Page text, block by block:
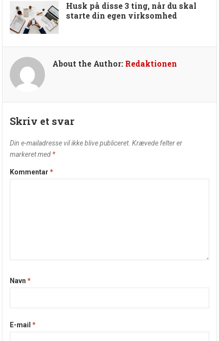
Husk på disse 3 ting, når du skal
starte din egen virksomhed
About the Author: Redaktionen
Skriv et svar
Din e-mailadresse vil ikke blive publiceret. Krævede felter er
markeret med *
Kommentar*
Navn*
E-mail*